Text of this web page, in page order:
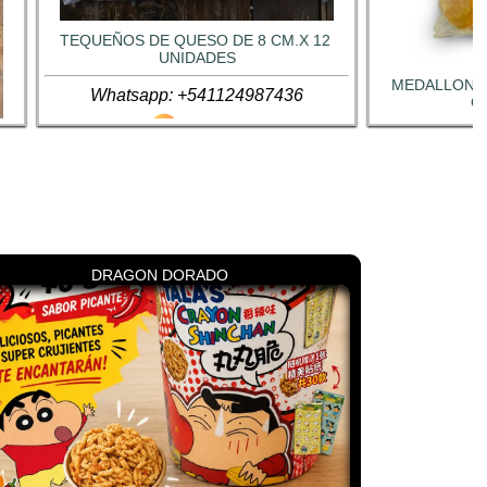
TEQUEÑOS DE QUESO DE 8 CM.X 12
UNIDADES
Whatsapp: +541124987436
DRAGON DORADO